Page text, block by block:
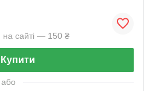
на сайті — 150 ₴
Купити
або